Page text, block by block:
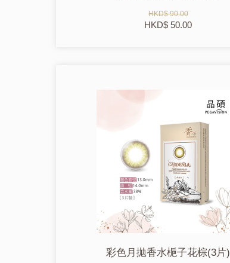
HKD$ 90.00
HKD$ 50.00
彩色月拋香水梔子花棕(3片)